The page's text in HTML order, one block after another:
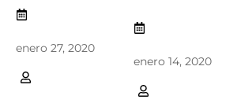
enero 27, 2020
enero 14, 2020